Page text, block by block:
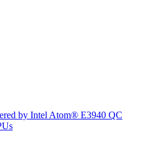
by Intel Atom® E3940 QC